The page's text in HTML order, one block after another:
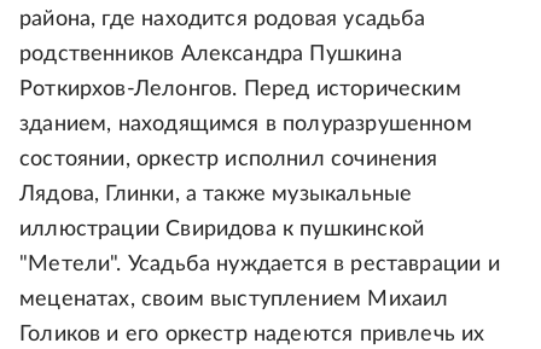
района, где находится родовая усадьба
родственников Александра Пушкина
Роткирхов-Лелонгов. Перед историческим
зданием, находящимся в полуразрушенном
состоянии, оркестр исполнил сочинения
Лядова, Глинки, а также музыкальные
иллюстрации Свиридова к пушкинской
"Метели". Усадьба нуждается в реставрации и
меценатах, своим выступлением Михаил
Голиков и его оркестр надеются привлечь их